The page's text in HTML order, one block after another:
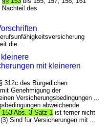
des
die ...
mit kleineren
312c des Bürgerlichen
Genehmigung der
Versicherungsbedingungen ...
abweichende
153 Abs. 3 Satz 1 ist ferner nicht
Sind für Versicherungen mit ...